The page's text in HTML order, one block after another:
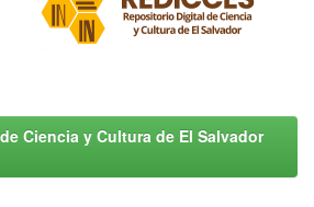
Ciencia y Cultura de El Salvador